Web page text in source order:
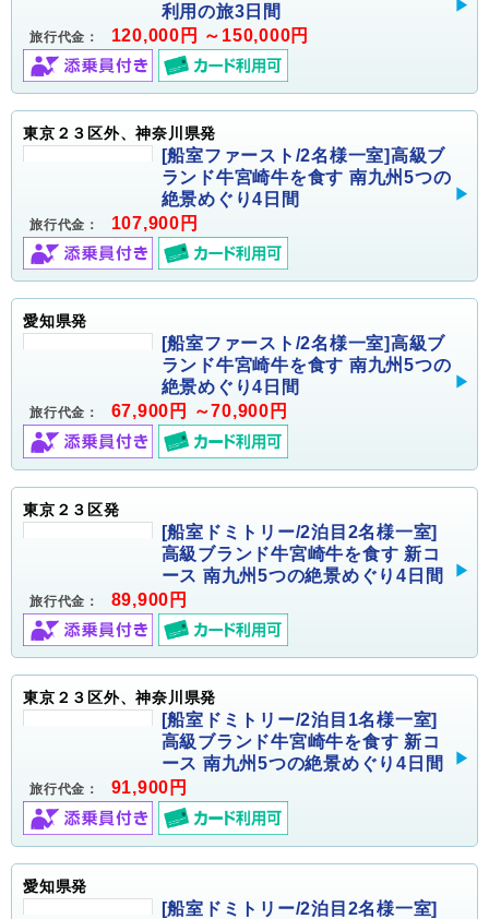
利用の旅3日間
旅行代金： 120,000円 ～150,000円
東京２３区外、神奈川県発
[船室ファースト/2名様一室]高級ブ
ランド牛宮崎牛を食す 南九州5つの
絶景めぐり4日間
旅行代金： 107,900円
愛知県発
[船室ファースト/2名様一室]高級ブ
ランド牛宮崎牛を食す 南九州5つの
絶景めぐり4日間
旅行代金： 67,900円 ～70,900円
東京２３区発
[船室ドミトリー/2泊目2名様一室]
高級ブランド牛宮崎牛を食す 新コ
ース 南九州5つの絶景めぐり4日間
旅行代金： 89,900円
東京２３区外、神奈川県発
[船室ドミトリー/2泊目1名様一室]
高級ブランド牛宮崎牛を食す 新コ
ース 南九州5つの絶景めぐり4日間
旅行代金： 91,900円
愛知県発
[船室ドミトリー/2泊目2名様一室]